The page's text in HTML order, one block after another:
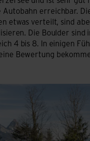
Autobahn erreichbar.
etwas verteilt, sind
Die Boulder sind
4 bis 8. In einigen
Bewertung